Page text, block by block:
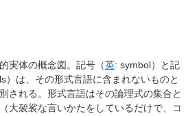
実体の概念図。記号（英: symbol）と記
）は、その形式言語に含まれないものと
される。形式言語はその論理式の集合と
大袈裟な言いかたをしているだけで、コ